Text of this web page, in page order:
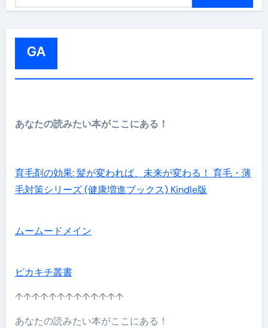
GA
あなたの読みたい本がここにある！
育毛剤の効果: 髪が変われば、未来が変わる！ 育毛・薄
毛対策シリーズ (健康増進ブックス) Kindle版
ムームードメイン
ピカキチ叢書
↑↑↑↑↑↑↑↑↑↑↑↑↑
あなたの読みたい本がここにある！